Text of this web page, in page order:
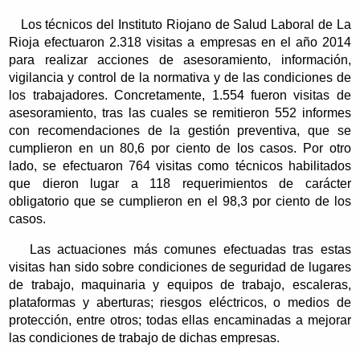
Los técnicos del Instituto Riojano de Salud Laboral de La
Rioja efectuaron 2.318 visitas a empresas en el año 2014
para realizar acciones de asesoramiento, información,
vigilancia y control de la normativa y de las condiciones de
los trabajadores. Concretamente, 1.554 fueron visitas de
asesoramiento, tras las cuales se remitieron 552 informes
con recomendaciones de la gestión preventiva, que se
cumplieron en un 80,6 por ciento de los casos. Por otro
lado, se efectuaron 764 visitas como técnicos habilitados
que dieron lugar a 118 requerimientos de carácter
obligatorio que se cumplieron en el 98,3 por ciento de los
casos.
Las actuaciones más comunes efectuadas tras estas
visitas han sido sobre condiciones de seguridad de lugares
de trabajo, maquinaria y equipos de trabajo, escaleras,
plataformas y aberturas; riesgos eléctricos, o medios de
protección, entre otros; todas ellas encaminadas a mejorar
las condiciones de trabajo de dichas empresas.